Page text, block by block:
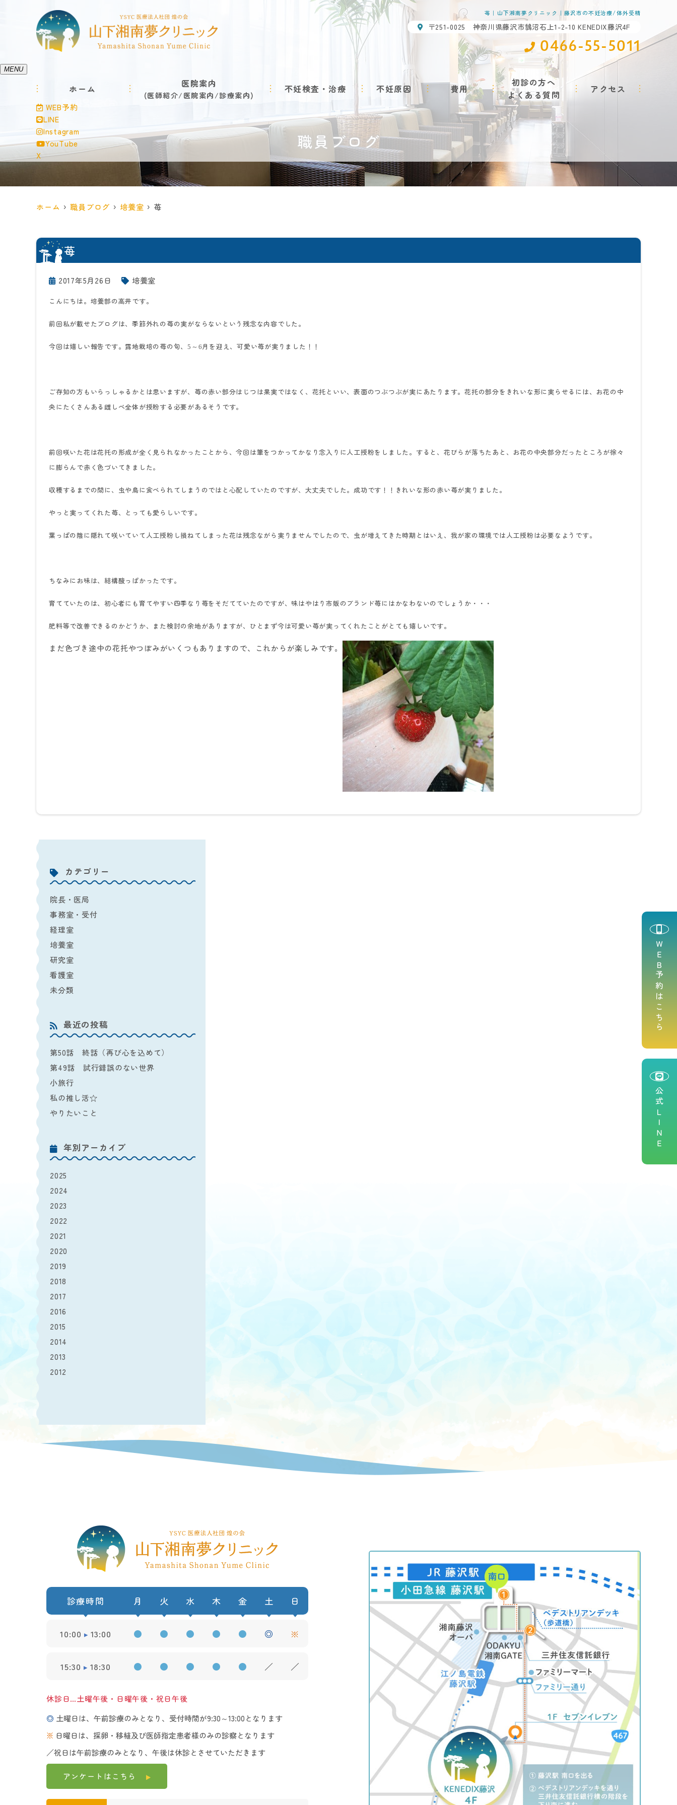
苺｜山下湘南夢クリニック｜藤沢市の不妊治療/体外受精
〒251-0025 神奈川県藤沢市鵠沼石上1-2-10 KENEDIX藤沢4F
0466-55-5011
MENU
ホーム 医院案内
医師紹介 医院案内 診療案内
不妊検査・治療 不妊原因 費用
初診の方へ
よくある質問
アクセス
WEB予約
LINE
Instagram
YouTube
X
ＷＥＢ予約はこちら
公式ＬＩＮＥ
職員ブログ
ホーム 職員ブログ 培養室 苺
苺
2017年5月26日 培養室
こんにちは。培養部の高井です。
前回私が載せたブログは、季節外れの苺の実がならないという残念な内容でした。
今回は嬉しい報告です。露地栽培の苺の旬、 5 ～ 6月を迎え、可愛い苺が実りました！！
ご存知の方もいらっしゃるかとは思いますが、苺の赤い部分はじつは果実ではなく、花托といい、表面のつぶつぶが実にあたります。花托の部分をきれいな形に実らせるには、お花の中
央にたくさんある雌しべ全体が授粉する必要があるそうです。
前回咲いた花は花托の形成が全く見られなかったことから、今回は筆をつかってかなり念入りに人工授粉をしました。すると、花びらが落ちたあと、お花の中央部分だったところが徐々
に膨らんで赤く色づいてきました。
収穫するまでの間に、虫や鳥に食べられてしまうのではと心配していたのですが、大丈夫でした。成功です！！きれいな形の赤い苺が実りました。
やっと実ってくれた苺、とっても愛らしいです。
葉っぱの陰に隠れて咲いていて人工授粉し損ねてしまった花は残念ながら実りませんでしたので、虫が増えてきた時期とはいえ、我が家の環境では人工授粉は必要なようです。
ちなみにお味は、結構酸っぱかったです。
育てていたのは、初心者にも育てやすい四季なり苺をそだてていたのですが、味はやはり市販のブランド苺にはかなわないのでしょうか・・・
肥料等で改善できるのかどうか、また検討の余地がありますが、ひとまず今は可愛い苺が実ってくれたことがとても嬉しいです。
まだ色づき途中の花托やつぼみがいくつもありますので、これからが楽しみです。
カテゴリー
院長・医局
事務室・受付
経理室
培養室
研究室
看護室
未分類
最近の投稿
第50話 終話（再び心を込めて）
第49話 試行錯誤のない世界
小旅行
私の推し活☆
やりたいこと
年別アーカイブ
2025
2024
2023
2022
2021
2020
2019
2018
2017
2016
2015
2014
2013
2012
診療時間 月 火 水 木 金 土 日
10:00 13:00 ● ● ● ● ● ◎ ※
15:30 18:30 ● ● ● ● ● ／ ／
休診日…土曜午後・日曜午後・祝日午後
◎ 土曜日は、午前診療のみとなり、受付時間が9:30～13:00となります
※ 日曜日は、採卵・移植及び医師指定患者様のみの診察となります
／祝日は午前診療のみとなり、午後は休診とさせていただきます
アンケートは こちら